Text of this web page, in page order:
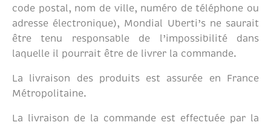
code postal, nom de ville, numéro de téléphone ou
adresse électronique), Mondial Uberti’s ne saurait
être tenu responsable de l’impossibilité dans
laquelle il pourrait être de livrer la commande.
La livraison des produits est assurée en France
Métropolitaine.
La livraison de la commande est effectuée par la